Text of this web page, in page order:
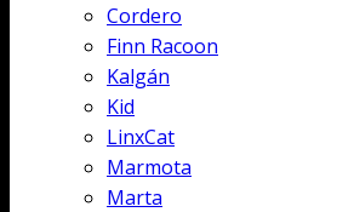
Cordero
Finn Racoon
Kalgán
Kid
LinxCat
Marmota
Marta